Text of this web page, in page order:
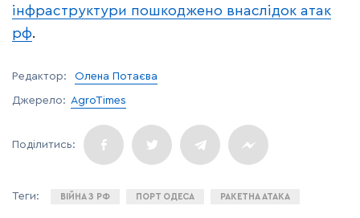
інфраструктури пошкоджено внаслідок атак
рф.
Редактор: Олена Потаєва
Джерело: AgroTimes
ВІЙНА З РФ ПОРТ ОДЕСА РАКЕТНА АТАКА